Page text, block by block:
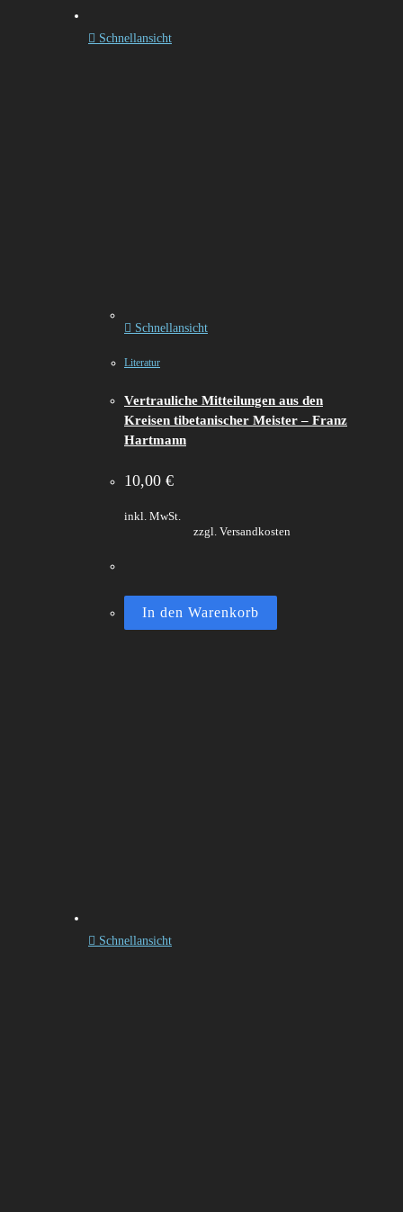
Schnellansicht
Schnellansicht
Literatur
Vertrauliche Mitteilungen aus den
Kreisen tibetanischer Meister – Franz
Hartmann
10,00 €
inkl. MwSt.
zzgl. Versandkosten
In den Warenkorb
Schnellansicht